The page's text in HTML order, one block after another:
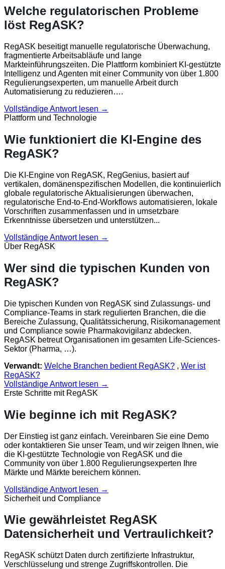
Welche regulatorischen Probleme
löst RegASK?
RegASK beseitigt manuelle regulatorische Überwachung,
fragmentierte Arbeitsabläufe und lange
Markteinführungszeiten. Die Plattform kombiniert KI-gestützte
Intelligenz und Agenten mit einer Community von über 1.800
Regulierungsexperten, um manuelle Arbeit durch
Automatisierung zu reduzieren….
Vollständige Antwort lesen →
Plattform und Technologie
Wie funktioniert die KI-Engine des
RegASK?
Die KI-Engine von RegASK, RegGenius, basiert auf
vertikalen, domänenspezifischen Modellen, die kontinuierlich
globale regulatorische Aktualisierungen überwachen,
regulatorische End-to-End-Workflows automatisieren, lokale
Vorschriften zusammenfassen und in umsetzbare
Erkenntnisse übersetzen und unterstützen...
Vollständige Antwort lesen →
Über RegASK
Wer sind die typischen Kunden von
RegASK?
Die typischen Kunden von RegASK sind Zulassungs- und
Compliance-Teams in stark regulierten Branchen, die die
Bereiche Zulassung, Qualitätssicherung, Risikomanagement
und Compliance sowie Pharmakovigilanz abdecken.
RegASK betreut Organisationen im gesamten Life-Sciences-
Sektor (Pharma, …).
Verwandt: Welche Branchen bedient RegASK? , Wer ist
RegASK?
Vollständige Antwort lesen →
Erste Schritte mit RegASK
Wie beginne ich mit RegASK?
Der Einstieg ist ganz einfach. Vereinbaren Sie eine Demo
oder kontaktieren Sie unser Team, und wir zeigen Ihnen, wie
die KI-gestützte Technologie von RegASK und die
Community von über 1.800 Regulierungsexperten Ihre
Märkte und Märkte bereichern können.
Vollständige Antwort lesen →
Sicherheit und Compliance
Wie gewährleistet RegASK
Datensicherheit und Vertraulichkeit?
RegASK schützt Daten durch zertifizierte Infrastruktur,
Verschlüsselung und strenge Zugriffskontrollen. Die